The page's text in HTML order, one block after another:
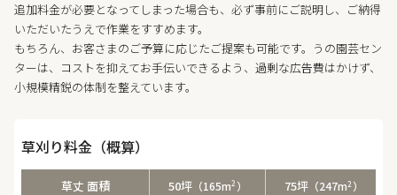
追加料金が必要となってしまった場合も、必ず事前にご説明し、ご納得
いただいたうえで作業をすすめます。
もちろん、お客さまのご予算に応じたご提案も可能です。うの園芸セン
ターは、コストを抑えてお手伝いできるよう、過剰な広告費はかけず、
小規模精鋭の体制を整えています。
草刈り料金（概算）
草丈 面積 50坪（165m2 ） 75坪（247m2 ）